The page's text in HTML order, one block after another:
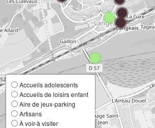
Accueils adolescents
Accueils de loisirs enfant
Aire de jeux-parking
Artisans
À voir-à visiter